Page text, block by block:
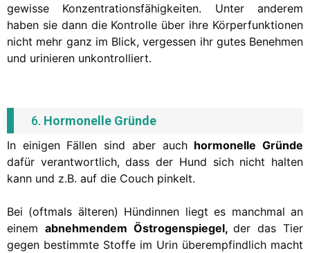
gewisse Konzentrationsfähigkeiten. Unter anderem
haben sie dann die Kontrolle über ihre Körperfunktionen
nicht mehr ganz im Blick, vergessen ihr gutes Benehmen
und urinieren unkontrolliert.
6. Hormonelle Gründe
In einigen Fällen sind aber auch hormonelle Gründe
dafür verantwortlich, dass der Hund sich nicht halten
kann und z.B. auf die Couch pinkelt.
Bei (oftmals älteren) Hündinnen liegt es manchmal an
einem abnehmendem Östrogenspiegel,der das Tier
gegen bestimmte Stoffe im Urin überempfindlich macht